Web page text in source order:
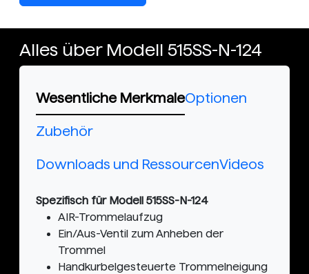
Alles über Modell 515SS-N-124
Wesentliche MerkmaleOptionen
Zubehör
Downloads und RessourcenVideos
Spezifisch für Modell 515SS-N-124
AIR-Trommelaufzug
Ein/Aus-Ventil zum Anheben der
Trommel
Handkurbelgesteuerte Trommelneigung